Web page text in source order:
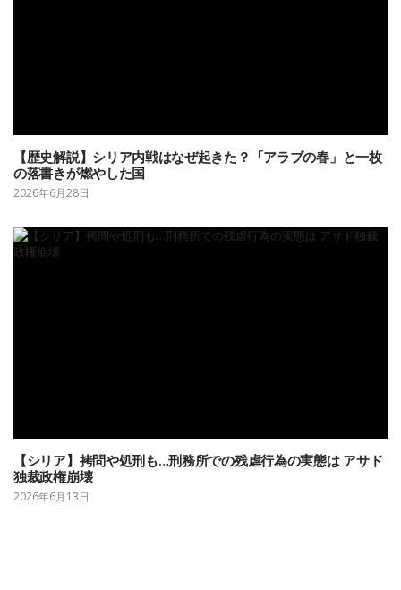
【歴史解説】シリア内戦はなぜ起きた？「アラブの春」と一枚
の落書きが燃やした国
2026年6月28日
【シリア】拷問や処刑も…刑務所での残虐行為の実態は アサド
独裁政権崩壊
2026年6月13日